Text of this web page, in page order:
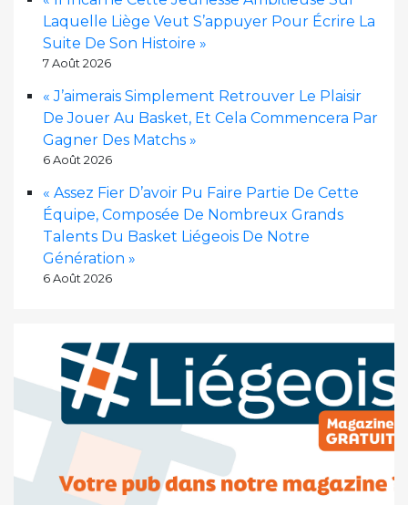
Laquelle Liège Veut S’appuyer Pour Écrire La
Suite De Son Histoire »
7 Août 2026
« J’aimerais Simplement Retrouver Le Plaisir
De Jouer Au Basket, Et Cela Commencera Par
Gagner Des Matchs »
6 Août 2026
« Assez Fier D’avoir Pu Faire Partie De Cette
Équipe, Composée De Nombreux Grands
Talents Du Basket Liégeois De Notre
Génération »
6 Août 2026